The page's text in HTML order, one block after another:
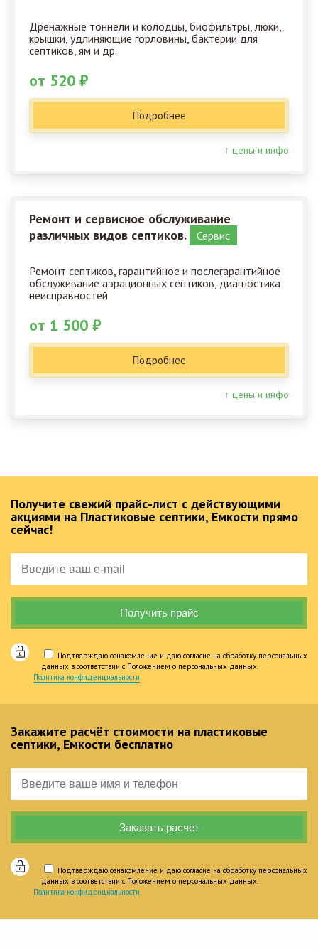
Дренажные тоннели и колодцы, биофильтры, люки,
крышки, удлиняющие горловины, бактерии для
септиков, ям и др.
от 520 ₽
Подробнее
↑ цены и инфо
Ремонт и сервисное обслуживание
различных видов септиков.
Сервис
Ремонт септиков, гарантийное и послегарантийное
обслуживание аэрационных септиков, диагностика
неисправностей
от 1 500 ₽
Подробнее
↑ цены и инфо
Получите свежий прайс-лист с действующими
акциями на Пластиковые септики, Емкости прямо
сейчас!
Подтверждаю ознакомление и даю согласие на обработку персональных
данных в соответствии с Положением о персональных данных.
Политика конфиденциальности
Закажите расчёт стоимости на пластиковые
септики, Емкости бесплатно
Подтверждаю ознакомление и даю согласие на обработку персональных
данных в соответствии с Положением о персональных данных.
Политика конфиденциальности